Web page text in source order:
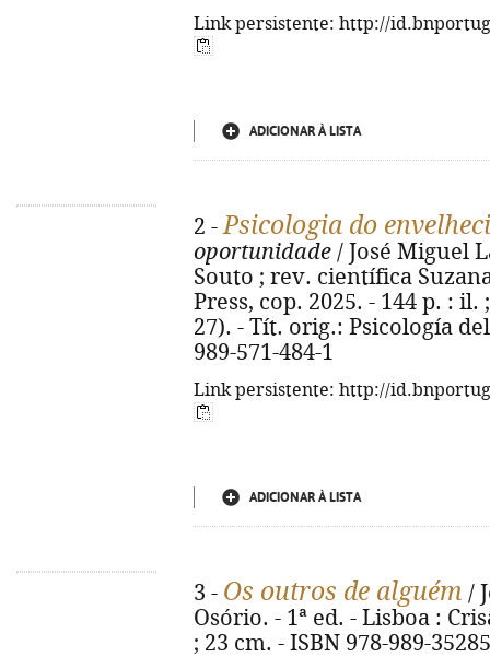
Link persistente: http://
ADICIONAR À LISTA
2 -Psicologia do
oportunidade / José Miguel
Souto ; rev. científica
Press, cop. 2025. - 144 p. :
27). - Tít. orig.: Psicología
989-571-484-1
Link persistente: http://
ADICIONAR À LISTA
3 - Os outros de alguém /
Osório. - 1ª ed. - Lisboa :
; 23 cm. - ISBN 978-989-